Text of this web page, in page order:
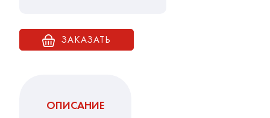
ЗАКАЗАТЬ
ОПИСАНИЕ